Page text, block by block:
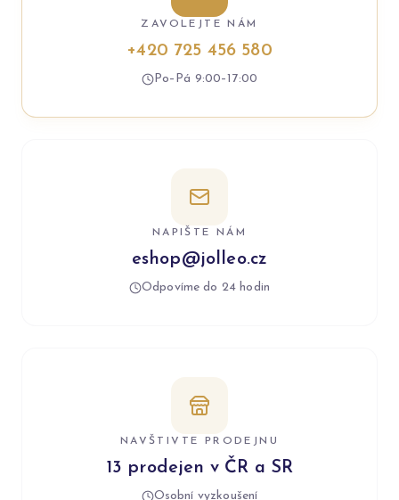
ZAVOLEJTE NÁM
+420 725 456 580
Po–Pá 9:00–17:00
NAPIŠTE NÁM
eshop@jolleo.cz
Odpovíme do 24 hodin
NAVŠTIVTE PRODEJNU
13 prodejen v ČR a SR
Osobní vyzkoušení